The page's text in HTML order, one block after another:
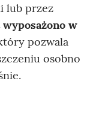
lub przez
w
pozwala
osobno